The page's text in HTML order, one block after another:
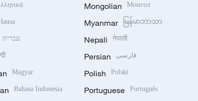
עברית
Magyar
Bahasa Indonesia
Mongolian Монгол
Myanmar မြန်မာဘာသာ
Nepali नेपाली
Persian فارسی
Polish Polski
Portuguese Português